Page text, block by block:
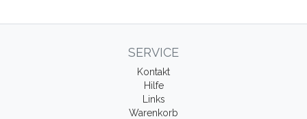
SERVICE
Kontakt
Hilfe
Links
Warenkorb